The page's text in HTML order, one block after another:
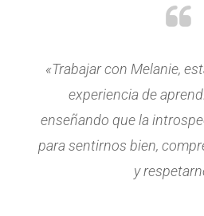
«Trabajar con Melanie,
experiencia de
enseñando que la
para sentirnos bien,
y